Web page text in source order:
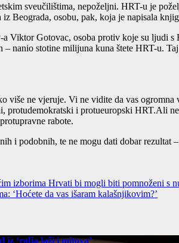
sveučilištima, nepoželjni. HRT-u je
osobu, pak, koja je napisala
Viktor Gotovac, osoba protiv koje su ljudi
nanio stotine milijuna kuna štete HRT-u.
ne vjeruje. Vi ne vidite da vas
i protueuropski HRT.Ali
rabote.
i podobnih, te ne mogu dati dobar
izborima Hrvati bi mogli biti pomnoženi s
‘Hoćete da vas išaram kalašnjikovim?’
‘ralja laži i mitova’